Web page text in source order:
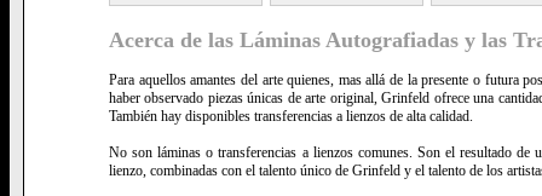
Acerca de las Láminas Autografiadas y las
Para aquellos amantes del arte quienes, mas allá de la presente o futura
haber observado piezas únicas de arte original, Grinfeld ofrece una
También hay disponibles transferencias a lienzos de alta calidad.
No son láminas o transferencias a lienzos comunes. Son el resultado de
lienzo, combinadas con el talento único de Grinfeld y el talento de los